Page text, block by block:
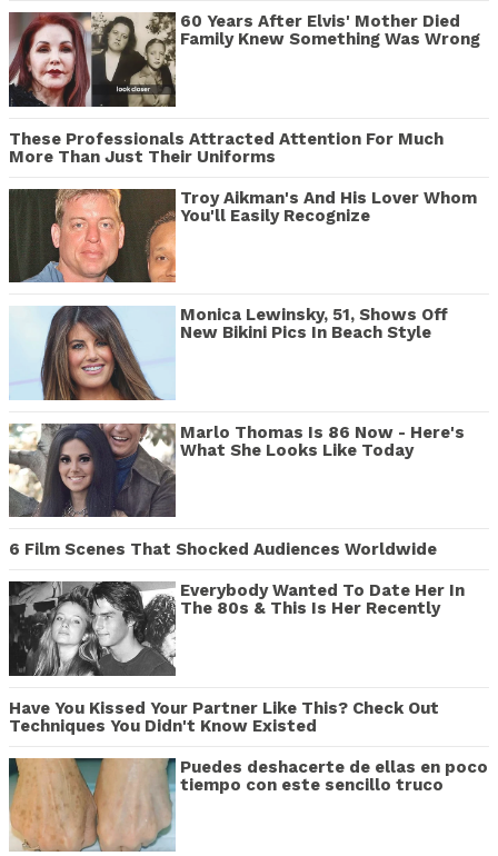
60 Years After Elvis' Mother Died
Family Knew Something Was Wrong
These Professionals Attracted Attention For Much
More Than Just Their Uniforms
Troy Aikman's And His Lover Whom
You'll Easily Recognize
Monica Lewinsky, 51, Shows Off
New Bikini Pics In Beach Style
Marlo Thomas Is 86 Now - Here's
What She Looks Like Today
6 Film Scenes That Shocked Audiences Worldwide
Everybody Wanted To Date Her In
The 80s & This Is Her Recently
Have You Kissed Your Partner Like This? Check Out
Techniques You Didn't Know Existed
Puedes deshacerte de ellas en poco
tiempo con este sencillo truco